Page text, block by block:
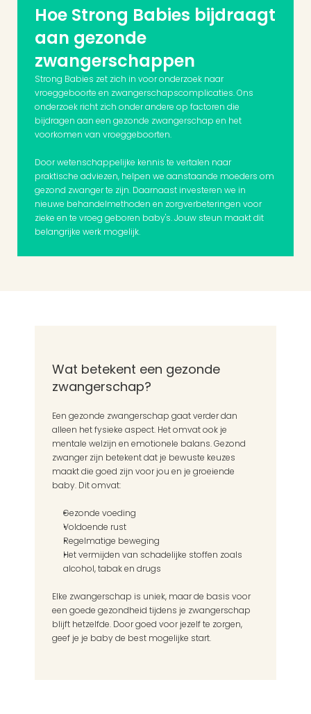
Hoe Strong Babies bijdraagt
aan gezonde
zwangerschappen
Strong Babies zet zich in voor onderzoek naar
vroeggeboorte en zwangerschapscomplicaties. Ons
onderzoek richt zich onder andere op factoren die
bijdragen aan een gezonde zwangerschap en het
voorkomen van vroeggeboorten.
Door wetenschappelijke kennis te vertalen naar
praktische adviezen, helpen we aanstaande moeders om
gezond zwanger te zijn. Daarnaast investeren we in
nieuwe behandelmethoden en zorgverbeteringen voor
zieke en te vroeg geboren baby's. Jouw steun maakt dit
belangrijke werk mogelijk.
Wat betekent een gezonde
zwangerschap?
Een gezonde zwangerschap gaat verder dan
alleen het fysieke aspect. Het omvat ook je
mentale welzijn en emotionele balans. Gezond
zwanger zijn betekent dat je bewuste keuzes
maakt die goed zijn voor jou en je groeiende
baby. Dit omvat:
Gezonde voeding
Voldoende rust
Regelmatige beweging
Het vermijden van schadelijke stoffen zoals
alcohol, tabak en drugs
Elke zwangerschap is uniek, maar de basis voor
een goede gezondheid tijdens je zwangerschap
blijft hetzelfde. Door goed voor jezelf te zorgen,
geef je je baby de best mogelijke start.